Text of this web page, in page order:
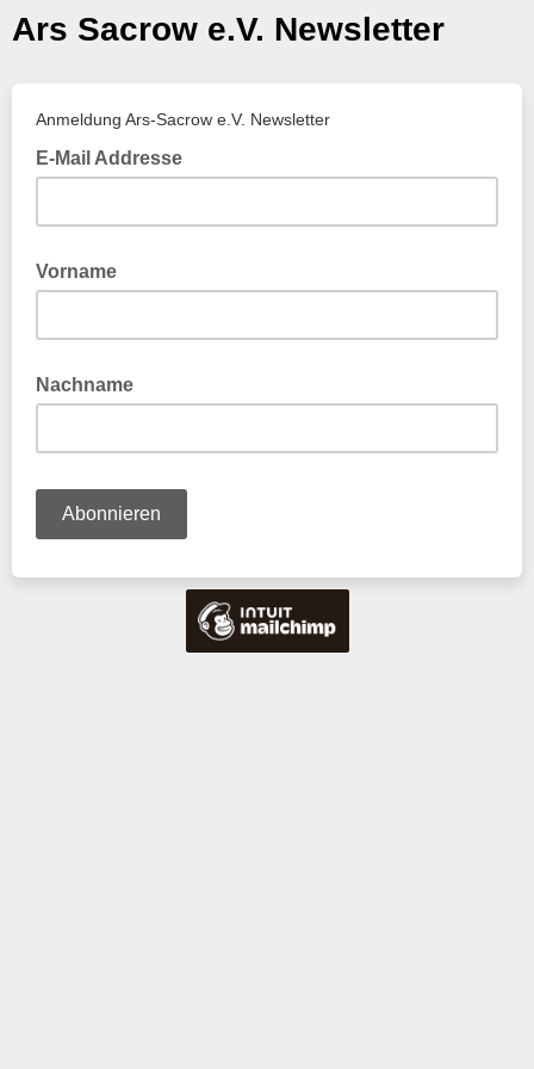
Ars Sacrow e.V. Newsletter
Anmeldung Ars-Sacrow e.V. Newsletter
E-Mail Addresse
Vorname
Nachname